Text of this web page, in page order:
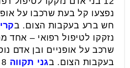
נפצעו קל בעת שרכבו על
חש ברע בעקבות הצום. ב
נזקקו לטיפול רפואי –
שרכב על אופניים ובן אדם
בעקבות הצום. בגני תקווה